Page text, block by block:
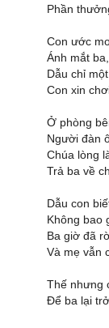
Phần
Con ước
Ánh mắt
Dẫu chỉ
Con xin
Ở phòng
Người đàn
Chúa lòng
Trả ba về
Dẫu con
Không bao
Ba giờ đã
Và mẹ vẫn
Thế nhưng
Để ba lại